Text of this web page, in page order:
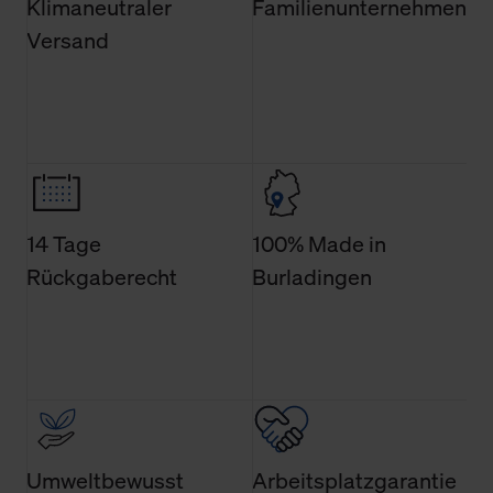
Verwendungszweck. Bei „Über Cookies“ können Sie
allgemeine Informationen über Cookies einsehen. Über
Wirkung für die Zukunft widerrufen. Der Widerruf der
Einwilligung hat jedoch keine Auswirkung auf die
Verwendung der Cookies sowie die bis zum Zeitpunkt der
Änderung gesammelten Daten.
Klimaneutraler
Versand
Familienunternehmen
14 Tage
Rückgaberecht
100% Made in
Burladingen
Umweltbewusst Arbeitsplatzgarantie